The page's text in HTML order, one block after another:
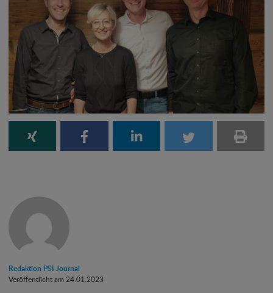
Redaktion PSI Journal
Veröffentlicht am 24.01.2023